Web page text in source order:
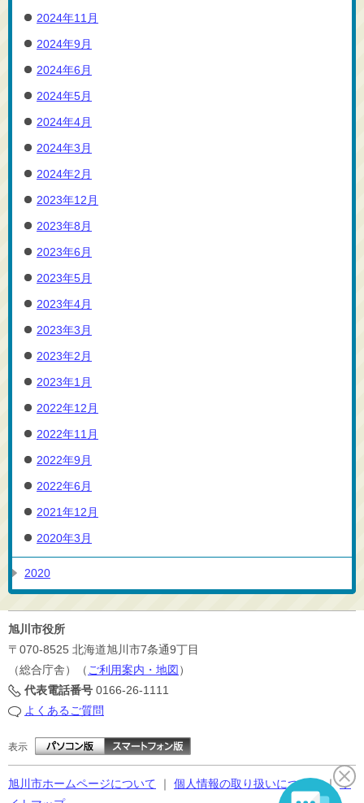
2024年11月
2024年9月
2024年6月
2024年5月
2024年4月
2024年3月
2024年2月
2023年12月
2023年8月
2023年6月
2023年5月
2023年4月
2023年3月
2023年2月
2023年1月
2022年12月
2022年11月
2022年9月
2022年6月
2021年12月
2020年3月
2020
旭川市役所
〒070-8525 北海道旭川市7条通9丁目
（総合庁舎）（ ご利用案内・地図 ）
代表電話番号 0166-26-1111
よくあるご質問
表示
旭川市ホームページについて ｜ 個人情報の取り扱いについて｜サ